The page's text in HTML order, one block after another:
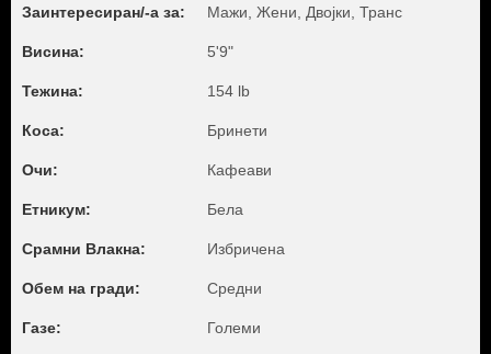
Заинтересиран/-а за: Мажи, Жени, Двојки, Транс
Висина: 5'9"
Тежина: 154 lb
Коса: Бринети
Очи: Кафеави
Етникум: Бела
Срамни Влакна: Избричена
Обем на гради: Средни
Газе: Големи